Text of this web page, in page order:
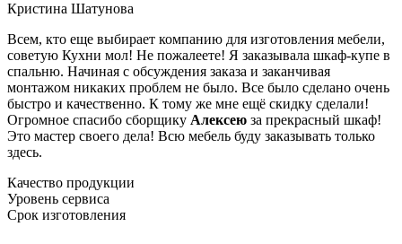
Кристина Шатунова
Всем, кто еще выбирает компанию для изготовления мебели,
советую Кухни мол! Не пожалеете! Я заказывала шкаф-купе в
спальню. Начиная с обсуждения заказа и заканчивая
монтажом никаких проблем не было. Все было сделано очень
быстро и качественно. К тому же мне ещё скидку сделали!
Огромное спасибо сборщику Алексею за прекрасный шкаф!
Это мастер своего дела! Всю мебель буду заказывать только
здесь.
Качество продукции
Уровень сервиса
Срок изготовления